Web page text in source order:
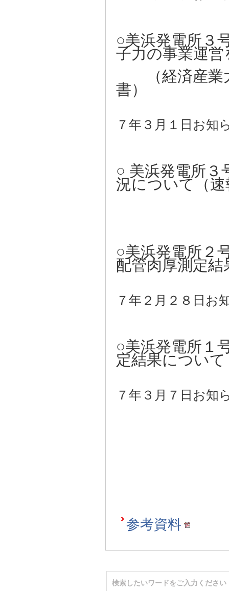
○美浜発電所３
子力の事業運
（経済産業
書）
７年３月１日お知
○ 美浜発電所３
況について（速
○美浜発電所２
配管肉厚測定
７年２月２８日お
○美浜発電所１
定結果について
７年３月７日お知
参考資料